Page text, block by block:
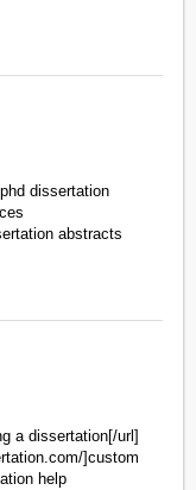
dissertation
abstracts
a dissertation[/url]
]custom
help